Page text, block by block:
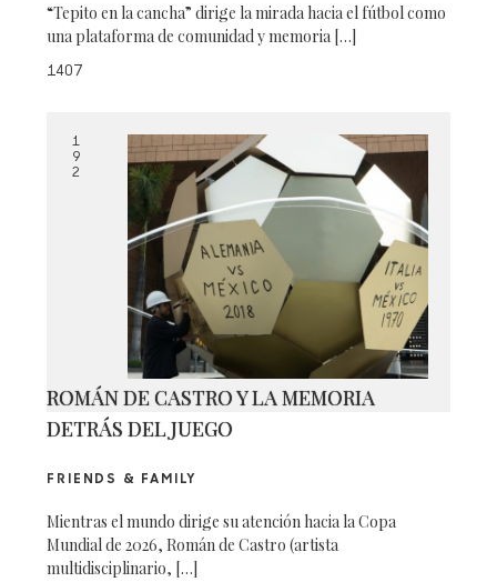
“Tepito en la cancha” dirige la mirada hacia el fútbol como
una plataforma de comunidad y memoria […]
1407
1
9
2
ROMÁN DE CASTRO Y LA MEMORIA
DETRÁS DEL JUEGO
FRIENDS & FAMILY
Mientras el mundo dirige su atención hacia la Copa
Mundial de 2026, Román de Castro (artista
multidisciplinario, […]